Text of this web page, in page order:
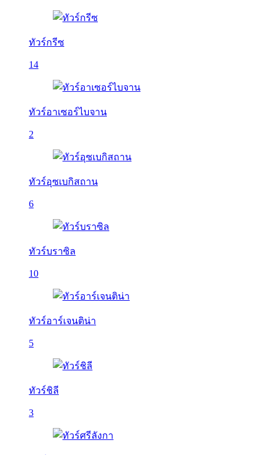
ทัวร์กรีซ
14
ทัวร์อาเซอร์ไบจาน
2
ทัวร์อุซเบกิสถาน
6
ทัวร์บราซิล
10
ทัวร์อาร์เจนติน่า
5
ทัวร์ชิลี
3